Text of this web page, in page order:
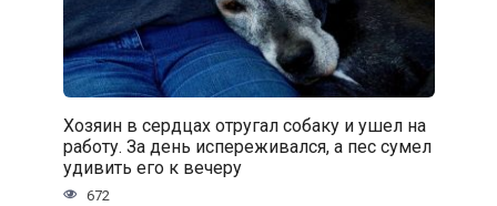
Хозяин в сердцах отругал собаку и ушел на
работу. За день испереживался, а пес сумел
удивить его к вечеру
672